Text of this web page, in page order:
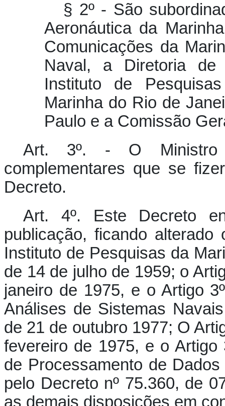
§ 2º - São
Aeronáutica da
Comunicações da
Naval, a Diretoria
Instituto de
Marinha do Rio de
Paulo e a Comissão
Art. 3º. - O Ministro
complementares que se
Decreto.
Art. 4º. Este Decreto
publicação, ficando
Instituto de Pesquisas da
de 14 de julho de 1959; o
janeiro de 1975, e o Artigo
Análises de Sistemas
de 21 de outubro 1977; O
fevereiro de 1975, e o Artigo
de Processamento de
pelo Decreto nº 75.360, de
as demais disposições em